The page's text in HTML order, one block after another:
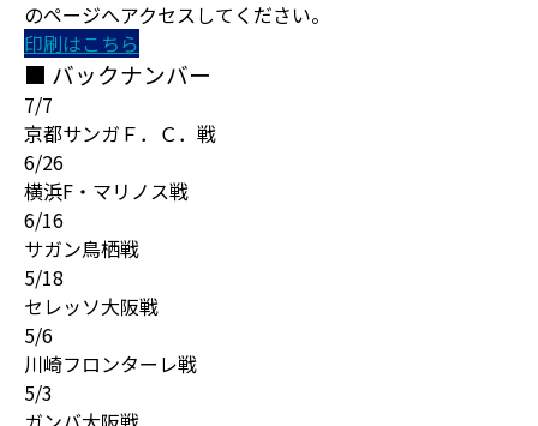
のページへアクセスしてください。
印刷はこちら
■ バックナンバー
7/7
京都サンガＦ．Ｃ．戦
6/26
横浜F・マリノス戦
6/16
サガン鳥栖戦
5/18
セレッソ大阪戦
5/6
川崎フロンターレ戦
5/3